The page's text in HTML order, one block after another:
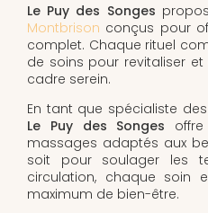
Le Puy des Songes
Montbrison conçus pour
complet. Chaque rituel
de soins pour revitaliser
cadre serein.
En tant que spécialiste des
Le Puy des Songes
massages adaptés aux
soit pour soulager les
circulation, chaque soin
maximum de bien-être.